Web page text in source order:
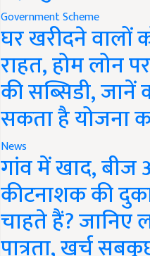
Government Scheme
घर खरीदने वालों
राहत, होम लोन
की सब्सिडी, जानें
सकता है योजना
News
गांव में खाद,
कीटनाशक की
चाहते हैं? जानिए